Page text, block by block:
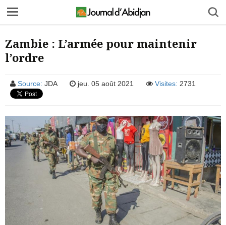
Zambie : L’armée pour maintenir
l’ordre
Source: JDA jeu. 05 août 2021 Visites: 2731